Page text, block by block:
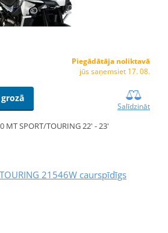
Piegādātāja noliktavā
jūs saņemsiet 17. 08.
Salīdzināt
MT SPORT/TOURING 22' - 23'
21546W caurspīdīgs